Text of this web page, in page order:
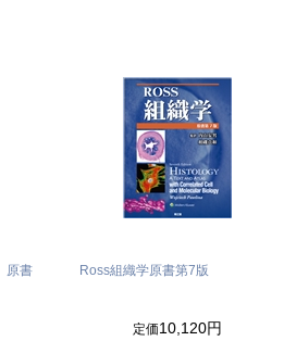
原書
Ross組織学原書第7版
定価10,120円